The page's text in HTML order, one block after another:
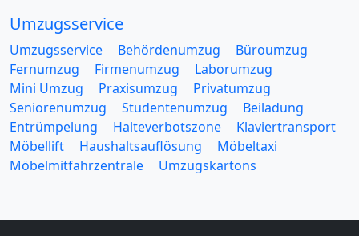
Umzugsservice
Umzugsservice Behördenumzug
Büroumzug
Fernumzug
Firmenumzug
Laborumzug
Mini Umzug
Praxisumzug
Privatumzug
Seniorenumzug
Studentenumzug
Beiladung
Entrümpelung
Halteverbotszone
Klaviertransport
Möbellift
Haushaltsauflösung
Möbeltaxi
Möbelmitfahrzentrale
Umzugskartons